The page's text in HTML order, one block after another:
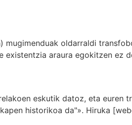
mugimenduak oldarraldi
existentzia araura egokitzen ez
eskutik datoz, eta euren
historikoa da"». Hiruka